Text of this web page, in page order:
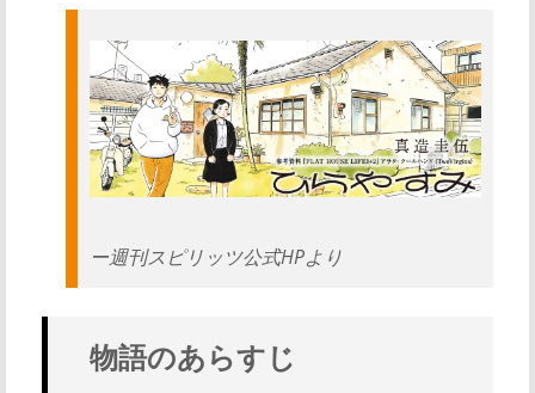
ー週刊スピリッツ公式HPより
物語のあらすじ